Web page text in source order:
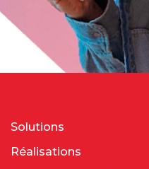
Solutions
Réalisations